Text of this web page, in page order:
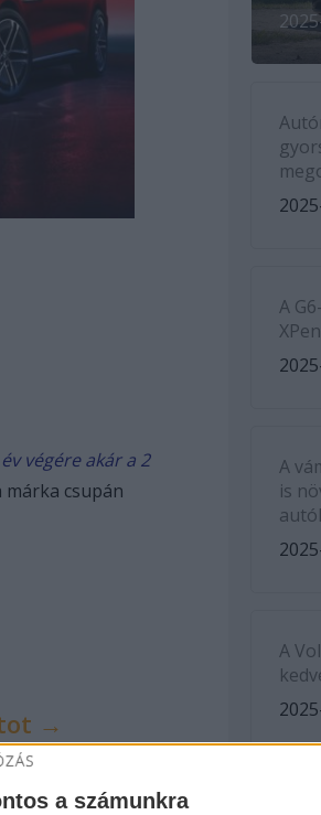
a számunkra
végére akár a 2
márka csupán
→
A
A
is
A